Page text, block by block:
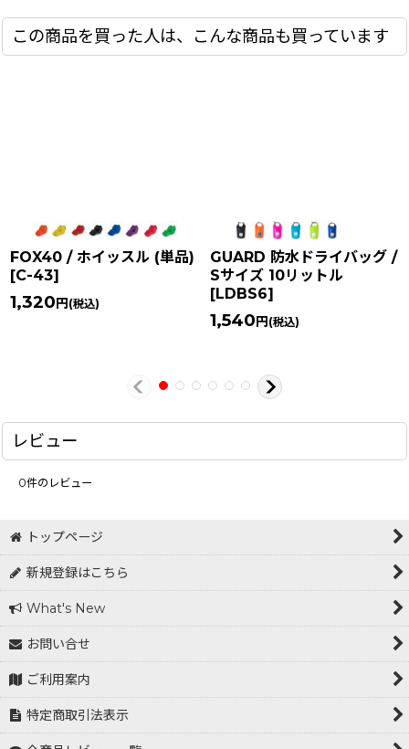
この商品を買った人は、こんな商品も買っています
FOX40 / ホイッスル (単品)
[C-43]
1,320円(税込)
GUARD 防水ドライバッグ /
Sサイズ 10リットル
[LDBS6]
1,540円(税込)
レビュー
0件のレビュー
トップページ
新規登録はこちら
What's New
お問い合せ
ご利用案内
特定商取引法表示